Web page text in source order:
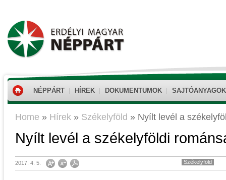
NÉPPÁRT HÍREK DOKUMENTUMOK SAJTÓANYAGOK
Home » Hírek » Székelyföld » Nyílt levél a
Nyílt levél a székelyföldi
2017. 4. 5. Székelyföld